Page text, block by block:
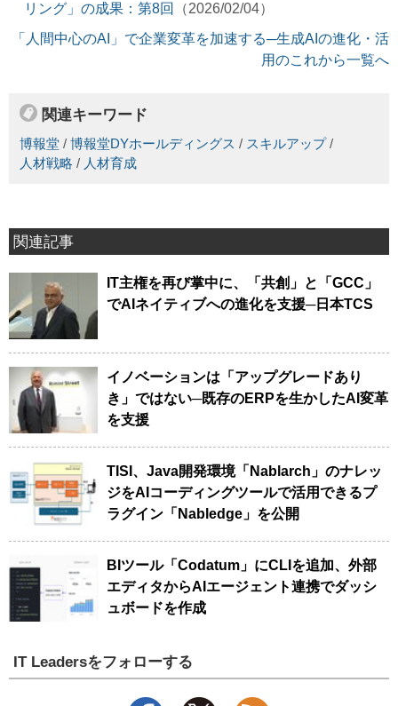
リング」の成果：第8回
（2026/02/04）
「人間中心のAI」で企業変革を加速する─生成AIの進化・活
用のこれから一覧へ
関連キーワード
博報堂 / 博報堂DYホールディングス / スキルアップ/
人材戦略 / 人材育成
関連記事
IT主権を再び掌中に、「共創」と「GCC」
でAIネイティブへの進化を支援─日本TCS
イノベーションは「アップグレードあり
き」ではない─既存のERPを生かしたAI変革
を支援
TISI、Java開発環境「Nablarch」のナレッ
ジをAIコーディングツールで活用できるプ
ラグイン「Nabledge」を公開
BIツール「Codatum」にCLIを追加、外部
エディタからAIエージェント連携でダッシ
ュボードを作成
IT Leadersをフォローする